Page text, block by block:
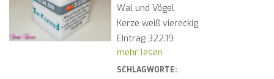
Wal und Vögel
Kerze weiß viereckig
EIntrag 322.19
mehr lesen
SCHLAGWORTE: